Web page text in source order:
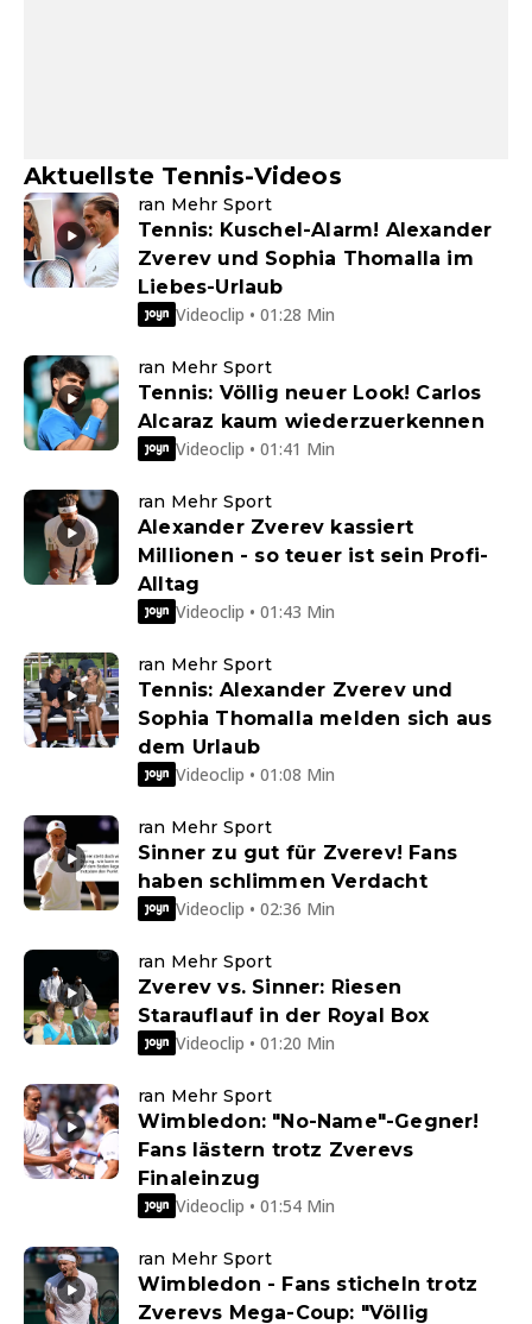
Aktuellste Tennis-Videos
ran Mehr Sport
Tennis: Kuschel-Alarm! Alexander
Zverev und Sophia Thomalla im
Liebes-Urlaub
Videoclip • 01:28 Min
ran Mehr Sport
Tennis: Völlig neuer Look! Carlos
Alcaraz kaum wiederzuerkennen
Videoclip • 01:41 Min
ran Mehr Sport
Alexander Zverev kassiert
Millionen - so teuer ist sein Profi-
Alltag
Videoclip • 01:43 Min
ran Mehr Sport
Tennis: Alexander Zverev und
Sophia Thomalla melden sich aus
dem Urlaub
Videoclip • 01:08 Min
ran Mehr Sport
Sinner zu gut für Zverev! Fans
haben schlimmen Verdacht
Videoclip • 02:36 Min
ran Mehr Sport
Zverev vs. Sinner: Riesen
Starauflauf in der Royal Box
Videoclip • 01:20 Min
ran Mehr Sport
Wimbledon: "No-Name"-Gegner!
Fans lästern trotz Zverevs
Finaleinzug
Videoclip • 01:54 Min
ran Mehr Sport
Wimbledon - Fans sticheln trotz
Zverevs Mega-Coup: "Völlig